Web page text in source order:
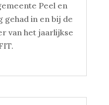
Peel en
gehad in en bij de
van het jaarlijkse